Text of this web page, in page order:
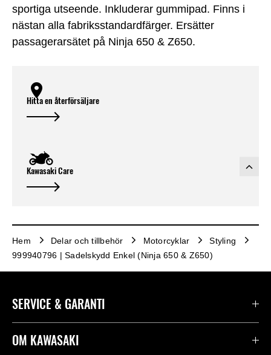
sportiga utseende. Inkluderar gummipad. Finns i
nästan alla fabriksstandardfärger. Ersätter
passagerarsätet på Ninja 650 & Z650.
Hitta en återförsäljare
Kawasaki Care
Hem Delar och tillbehör Motorcyklar
Styling
999940796 | Sadelskydd Enkel (Ninja 650 & Z650)
SERVICE & GARANTI
Kontakta oss
OM KAWASAKI